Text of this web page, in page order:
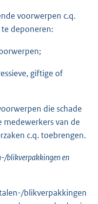
voorwerpen c.q.
deponeren:
giftige of
die schade
van de
c.q. toebrengen.
blikverpakkingen en
blikverpakkingen